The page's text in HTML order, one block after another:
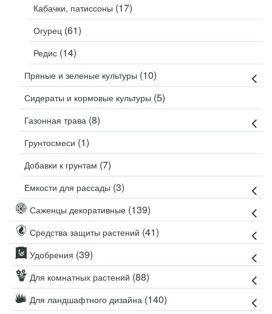
Кабачки, патиссоны (17)
Огурец (61)
Редис (14)
Пряные и зеленые культуры (10)
Сидераты и кормовые культуры (5)
Газонная трава (8)
Грунтосмеси (1)
Добавки к грунтам (7)
Емкости для рассады (3)
Саженцы декоративные (139)
Средства защиты растений (41)
Удобрения (39)
Для комнатных растений (88)
Для ландшафтного дизайна (140)